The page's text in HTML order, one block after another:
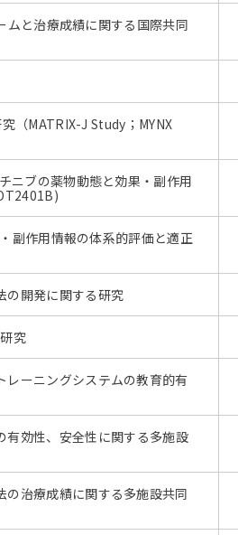
ムと治療成績に関する国際共同
（MATRIX-J Study；MYNX
ニブの薬物動態と効果・副作用
副作用情報の体系的評価と適正
の開発に関する研究
究
レーニングシステムの教育的有
効性、安全性に関する多施設
治療成績に関する多施設共同